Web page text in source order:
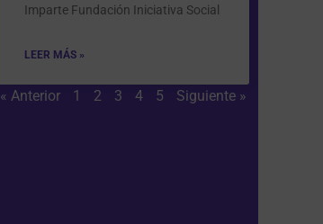
Imparte Fundación Iniciativa Social
LEER MÁS »
« Anterior 1 2 3 4 5 Siguiente »